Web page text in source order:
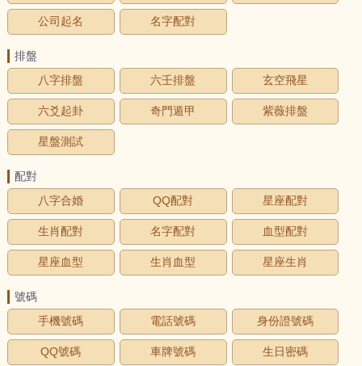
公司起名 名字配對
排盤
八字排盤
六壬排盤 玄空飛星
六爻起卦 奇門遁甲 紫薇排盤
星盤測試
配對
八字合婚
QQ配對 星座配對
生肖配對 名字配對 血型配對
星座血型 生肖血型 星座生肖
號碼
手機號碼
電話號碼 身份證號碼
QQ號碼 車牌號碼 生日密碼